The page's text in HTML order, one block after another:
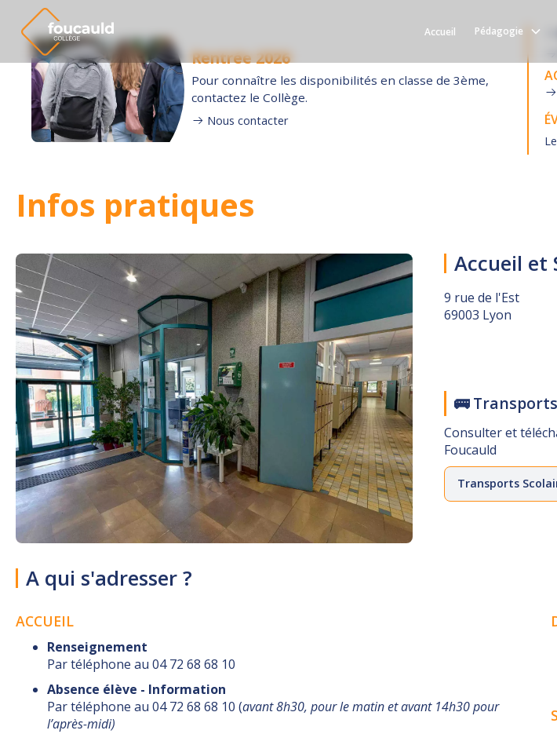
Accueil Pédagogie
Collège
Rentrée 2026
Pour connaître les disponibilités en classe de 3ème,
contactez le Collège.
Nous contacter
Infos pratiques
Accueil et
9 rue de l'Est
69003 Lyon
🚌
Consulter et
Foucauld
Transports
A qui s'adresser ?
ACCUEIL
Renseignement
Par téléphone au 04 72 68 68 10
Absence élève - Information
Par téléphone au 04 72 68 68 10 (avant 8h30, pour le matin et avant 14h30 pour
l’après-midi)